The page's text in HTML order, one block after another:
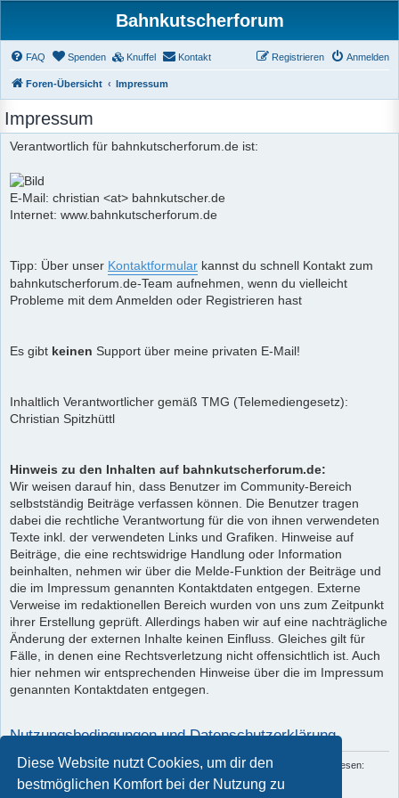
Diese Website nutzt Cookies, um dir den
bestmöglichen Komfort bei der Nutzung zu
Bahnkutscherforum
FAQ Spenden Knuffel Kontakt Anmelden
Registrieren
Foren-Übersicht Impressum
Impressum
Verantwortlich für bahnkutscherforum.de ist:
E-Mail: christian <at> bahnkutscher.de
Internet: www.bahnkutscherforum.de
Tipp: Über unser Kontaktformular kannst du schnell Kontakt zum
bahnkutscherforum.de-Team aufnehmen, wenn du vielleicht
Probleme mit dem Anmelden oder Registrieren hast
Es gibt keinen Support über meine privaten E-Mail!
Inhaltlich Verantwortlicher gemäß TMG (Telemediengesetz):
Christian Spitzhüttl
Hinweis zu den Inhalten auf bahnkutscherforum.de:
Wir weisen darauf hin, dass Benutzer im Community-Bereich
selbstständig Beiträge verfassen können. Die Benutzer tragen
dabei die rechtliche Verantwortung für die von ihnen verwendeten
Texte inkl. der verwendeten Links und Grafiken. Hinweise auf
Beiträge, die eine rechtswidrige Handlung oder Information
beinhalten, nehmen wir über die Melde-Funktion der Beiträge und
die im Impressum genannten Kontaktdaten entgegen. Externe
Verweise im redaktionellen Bereich wurden von uns zum Zeitpunkt
ihrer Erstellung geprüft. Allerdings haben wir auf eine nachträgliche
Änderung der externen Inhalte keinen Einfluss. Gleiches gilt für
Fälle, in denen eine Rechtsverletzung nicht offensichtlich ist. Auch
hier nehmen wir entsprechenden Hinweise über die im Impressum
genannten Kontaktdaten entgegen.
Nutzungsbedingungen und Datenschutzerklärung
Du kannst die Nutzungsbedingungen und die Datenschutzrichtlinie hier nachlesen:
Nutzungsbedingungen
und Datenschutzerklärung